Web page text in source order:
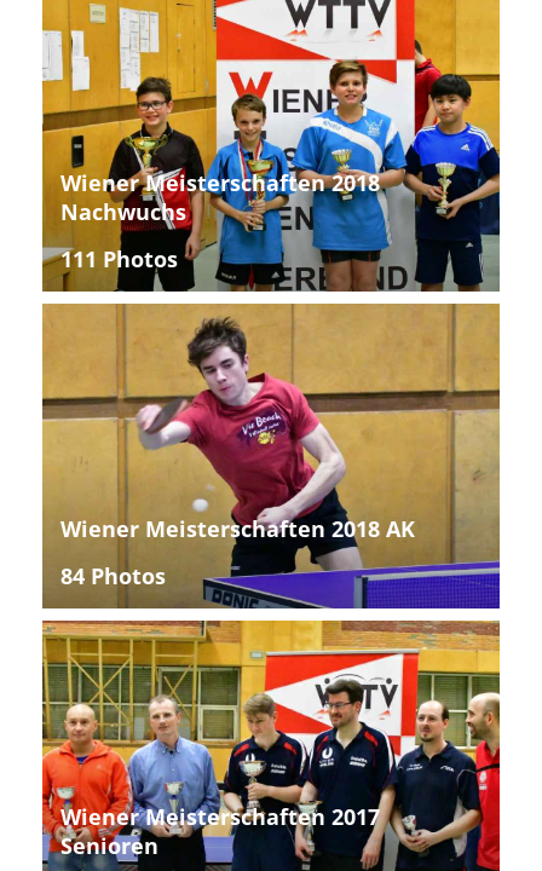
Wiener Meisterschaften 2018
Nachwuchs
111 Photos
Wiener Meisterschaften 2018 AK
84 Photos
Wiener Meisterschaften 2017
Senioren